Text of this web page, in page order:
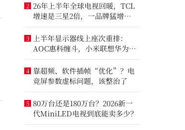
2 26年上半年全球电视回暖，TCL
增速是三星2倍，一品牌猛增
14.8%
3
上半年显示器线上座次重排：
AOC惠科缠斗，小米联想华为进
前八
4 靠超频、软件插帧“优化”？电
竞屏参数虚标问题，该整治了
5 80万台还是180万台？2026新一
代MiniLED电视到底能卖多少？